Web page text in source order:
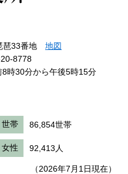
琶33番地 地図
8778
時30分から午後5時15分
世帯 86,854世帯
女性 92,413人
（2026年7月1日現在）